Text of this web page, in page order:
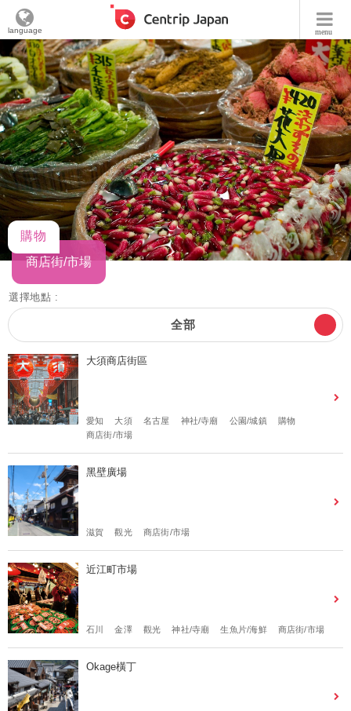
menu
language
購物
商店街/市場
選擇地點 :
全部
大須商店街區
愛知 大須 名古屋 神社/寺廟 公園/城鎮
購物
商店街/市場
黑壁廣場
滋賀 觀光 商店街/市場
近江町市場
石川 金澤 觀光 神社/寺廟 生魚片/海鮮 商店街/市場
Okage橫丁